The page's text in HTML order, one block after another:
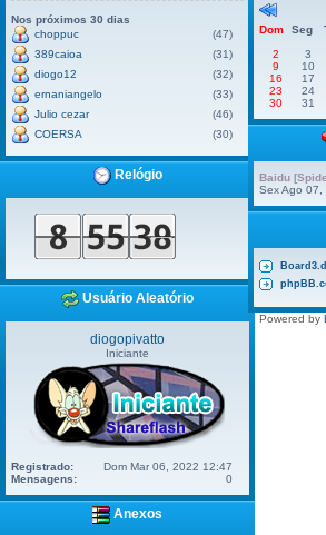
Nos próximos 30 dias
choppuc
(47)
389caioa
(31)
diogo12
(32)
ernaniangelo
(33)
Julio cezar
(46)
COERSA
(30)
Relógio
Usuário Aleatório
diogopivatto
Iniciante
Registrado:
Dom Mar 06, 2022 12:47
Mensagens:
0
Anexos
Dom
Seg
2
3
9
10
16
17
23
24
30
31
Baidu
Sex Ago
Powered by